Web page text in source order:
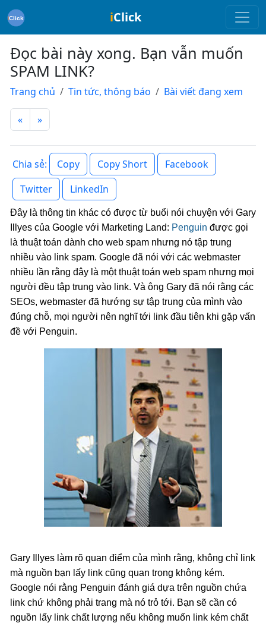
iClick
Đọc bài này xong. Bạn vẫn muốn
SPAM LINK?
Trang chủ Tin tức, thông báo Bài viết đang xem
« »
Chia sẻ: Copy Copy Short
Facebook
Twitter
LinkedIn
Đây là thông tin khác có được từ buổi nói chuyện với Gary
Illyes của Google với Marketing Land: Penguin được gọi
là thuật toán dành cho web spam nhưng nó tập trung
nhiều vào link spam. Google đã nói với các webmaster
nhiều lần rằng đây là một thuật toán web spam nhưng mọi
người đều tập trung vào link. Và ông Gary đã nói rằng các
SEOs, webmaster đã hướng sự tập trung của mình vào
đúng chỗ, mọi người nên nghĩ tới link đầu tiên khi gặp vấn
đề với Penguin.
Gary Illyes làm rõ quan điểm của mình rằng, không chỉ link
mà nguồn bạn lấy link cũng quan trọng không kém.
Google nói rằng Penguin đánh giá dựa trên nguồn chứa
link chứ không phải trang mà nó trỏ tới. Bạn sẽ cần có
nguồn lấy link chất lượng nếu không muốn link kém chất